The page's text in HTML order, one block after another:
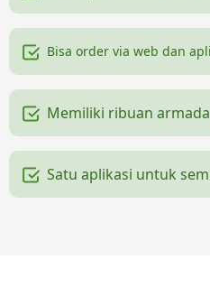
Bisa order via web dan
Memiliki ribuan armada
Satu aplikasi untuk